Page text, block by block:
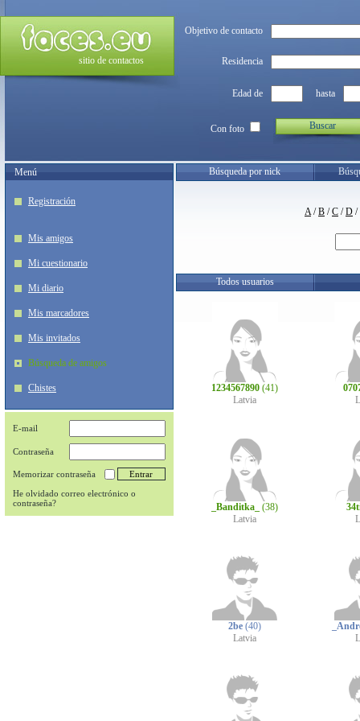
sitio de contactos
Objetivo de contacto
Residencia
Edad de hasta
Con foto Buscar
Menú
Registración
Mis amigos
Mi cuestionario
Mi diario
Mis marcadores
Mis invitados
Búsqueda de amigos
Chistes
E-mail
Contraseña
Memorizar contraseña
He olvidado correo electrónico o
contraseña?
Búsqueda por nick
A/B /C /D /
Todos usuarios
1234567890 (41)
Latvia
_Banditka_
(38)
Latvia
2be (40)
Latvia